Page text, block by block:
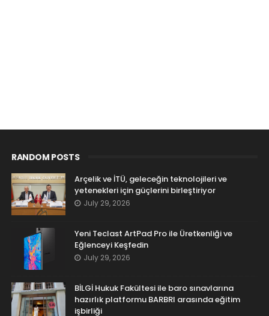
RANDOM POSTS
Arçelik ve İTÜ, geleceğin teknolojileri ve
yetenekleri için güçlerini birleştiriyor
July 29, 2026
Yeni Teclast ArtPad Pro ile Üretkenliği ve
Eğlenceyi Keşfedin
July 29, 2026
BİLGİ Hukuk Fakültesi ile baro sınavlarına
hazırlık platformu BARBRI arasında eğitim
işbirliği